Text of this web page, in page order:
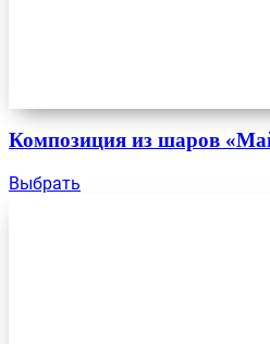
Композиция из шаров
Выбрать